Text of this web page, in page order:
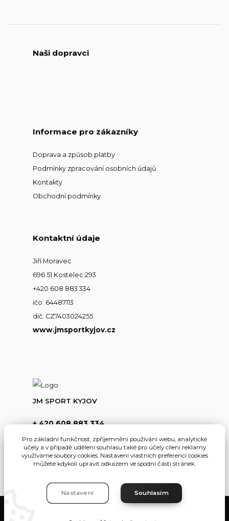
Naši dopravci
Informace pro zákazníky
Doprava a způsob platby
Podmínky zpracování osobních údajů
Kontakty
Obchodní podmínky
Kontaktní údaje
Jiří Moravec
696 51 Kostelec 293
+420 608 883 334
ičo: 64487113
dič: CZ7403024255
www.jmsportkyjov.cz
JM SPORT KYJOV
+ 420 608 883 334
info@jmsportkyjov.cz
Pro základní funkčnost, zpříjemnění používání webu, analytické
účely a v případě udělení souhlasu také pro účely cílení reklamy
využíváme soubory cookies. Nastavení vlastních preferencí cookies
můžete kdykoli upravit odkazem ve spodní části stránek.
Nastavení Souhlasím